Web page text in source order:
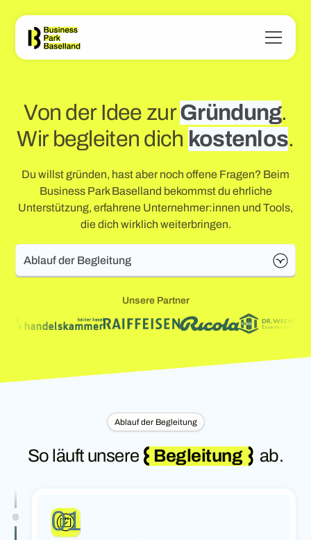
Von der Idee zurGründung.
Wir begleiten dich kostenlos.
Du willst gründen, hast aber noch offene Fragen? Beim
Business Park Baselland bekommst du ehrliche
Unterstützung, erfahrene Unternehmer:innen und Tools,
die dich wirklich weiterbringen.
Ablauf der Begleitung
Unsere Partner
Ablauf der Begleitung
So läuft unsere Begleitung ab.
01